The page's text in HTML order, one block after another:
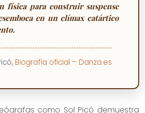
física para construir suspense
en un clímax catártico
Biografía oficial – Danza.es
como Sol Picó demuestra